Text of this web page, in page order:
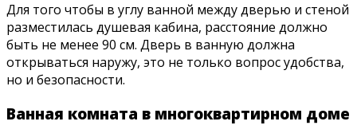
Для того чтобы в углу ванной между дверью и стеной
разместилась душевая кабина, расстояние должно
быть не менее 90 см. Дверь в ванную должна
открываться наружу, это не только вопрос удобства,
но и безопасности.
Ванная комната в многоквартирном доме